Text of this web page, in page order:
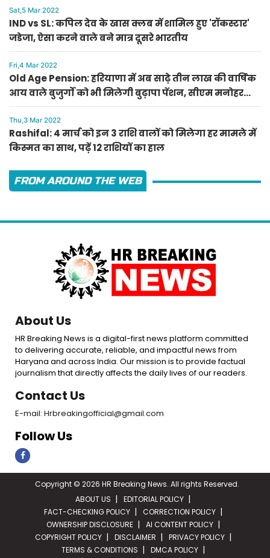
Sat,5 Mar 2022
IND vs SL: कपिल देव के खास क्लब में शामिल हुए 'रॉकस्टार'
जडेजा, ऐसा करने वाले बने मात्र दूसरे भारतीय
Fri,4 Mar 2022
Old Age Pension: हरियाणा में अब साढ़े तीन लाख की वार्षिक
आय वाले बुजुर्गों को भी मिलेगी बुढ़ापा पेंशन, सीएम मनोहर
लाल का ऐलान
Thu,3 Mar 2022
Rashifal: 4 मार्च को इन 3 राशि वालों को मिलेगा हर मामले में
किस्मत का साथ, पढ़ें 12 राशियों का हाल
FROM AROUND THE WEB
About Us
HR Breaking News is a digital-first news platform committed
to delivering accurate, reliable, and impactful news from
Haryana and across India. Our mission is to provide factual
journalism that directly affects the daily lives of our readers.
Contact Us
E-mail: Hrbreakingofficial@gmail.com
Follow Us
Copyright © 2026 HR Breaking News. All rights Reserved.
ABOUT US
EDITORIAL POLICY
FACT-CHECKING POLICY
CORRECTION POLICY
OWNERSHIP DISCLOSURE
AI CONTENT POLICY
COPYRIGHT POLICY
DISCLAIMER
PRIVACY POLICY
TERMS & CONDITIONS
DMCA POLICY